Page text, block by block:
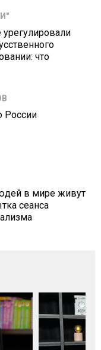
что
России
в мире живут
сеанса